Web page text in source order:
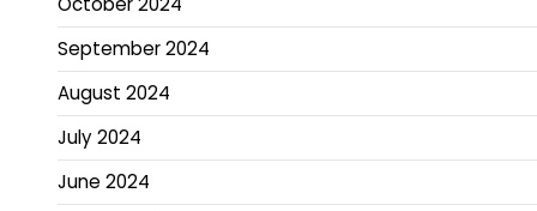
September 2024
August 2024
July 2024
June 2024